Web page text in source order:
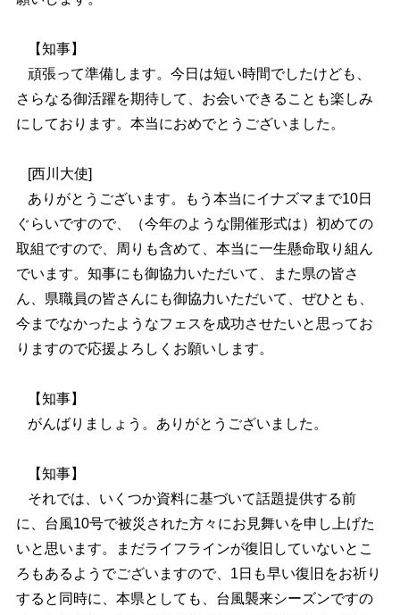
【知事】
頑張って準備します。今日は短い時間でしたけども、
さらなる御活躍を期待して、お会いできることも楽しみ
にしております。本当におめでとうございました。
[西川大使]
ありがとうございます。もう本当にイナズマまで10日
ぐらいですので、（今年のような開催形式は）初めての
取組ですので、周りも含めて、本当に一生懸命取り組ん
でいます。知事にも御協力いただいて、また県の皆さ
ん、県職員の皆さんにも御協力いただいて、ぜひとも、
今までなかったようなフェスを成功させたいと思ってお
りますので応援よろしくお願いします。
【知事】
がんばりましょう。ありがとうございました。
【知事】
それでは、いくつか資料に基づいて話題提供する前
に、台風10号で被災された方々にお見舞いを申し上げた
いと思います。まだライフラインが復旧していないとこ
ろもあるようでございますので、1日も早い復旧をお祈り
すると同時に、本県としても、台風襲来シーズンですの